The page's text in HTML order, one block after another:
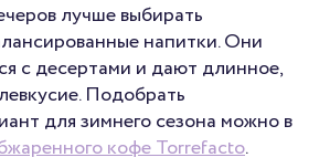
лучше выбирать
напитки. Они
с десертами и дают длинное,
Подобрать
для зимнего сезона можно в
кофе Torrefacto.